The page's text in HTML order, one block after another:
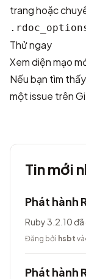
trang hoặc
Thử ngay
Xem diện mạo
Nếu bạn tìm
một issue trên
Tin mới
Phát hành
Ruby 3.2.10 đã
Đăng bởi hsbt
Phát hành